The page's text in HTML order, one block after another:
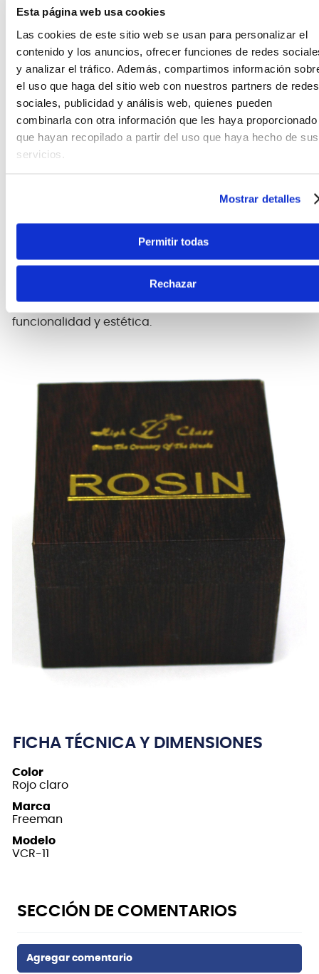
Esta página web usa cookies
Las cookies de este sitio web se usan para personalizar el
contenido y los anuncios, ofrecer funciones de redes
y analizar el tráfico. Además, compartimos información
el uso que haga del sitio web con nuestros partners de redes
sociales, publicidad y análisis web, quienes pueden
combinarla con otra información que les haya proporcionado
que hayan recopilado a partir del uso que haya hecho de sus
servicios.
Mostrar detalles
Permitir todas
Rechazar
Su presentación en una caja decorativa no solo la
también la convierte en un regalo ideal para
funcionalidad y estética.
FICHA TÉCNICA Y DIMENSIONES
Color
Rojo claro
Marca
Freeman
Modelo
VCR-11